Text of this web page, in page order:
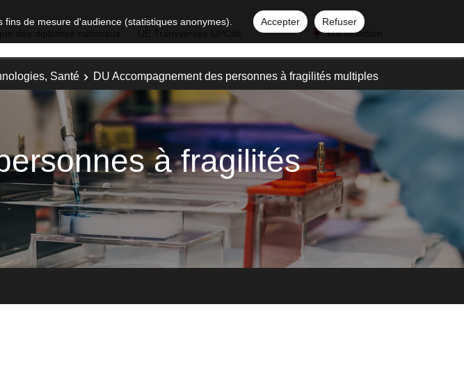
de mesure d'audience (statistiques anonymes). Accepter
Refuser
Ma sélection
Santé DU Accompagnement des personnes à fragilités multiples
à fragilités